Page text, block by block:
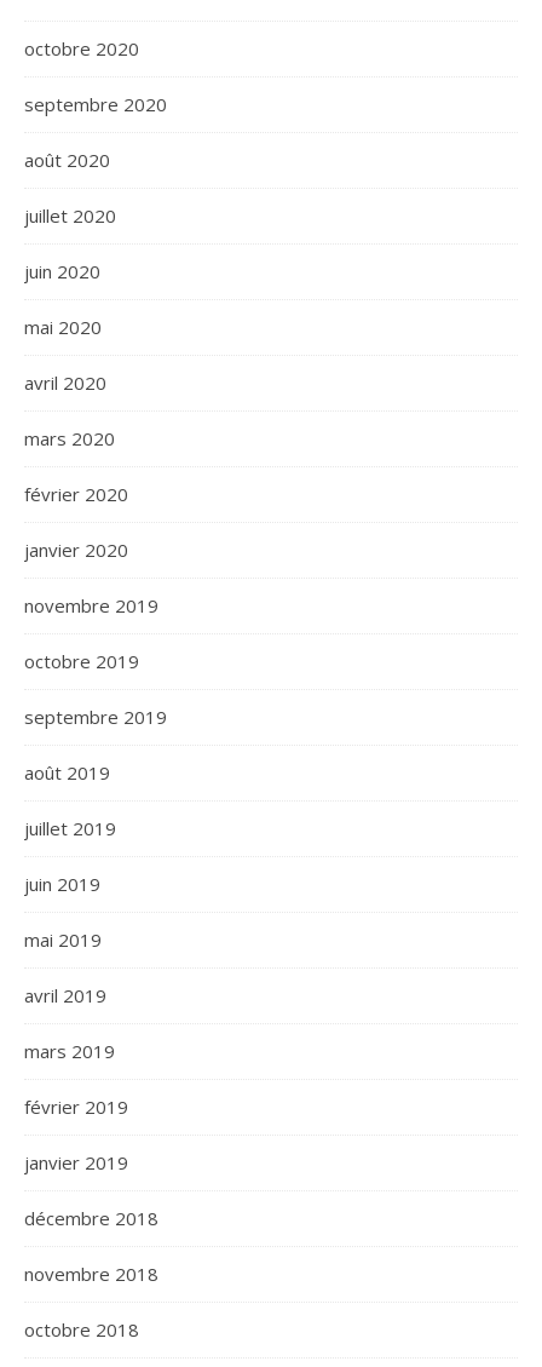
octobre 2020
septembre 2020
août 2020
juillet 2020
juin 2020
mai 2020
avril 2020
mars 2020
février 2020
janvier 2020
novembre 2019
octobre 2019
septembre 2019
août 2019
juillet 2019
juin 2019
mai 2019
avril 2019
mars 2019
février 2019
janvier 2019
décembre 2018
novembre 2018
octobre 2018